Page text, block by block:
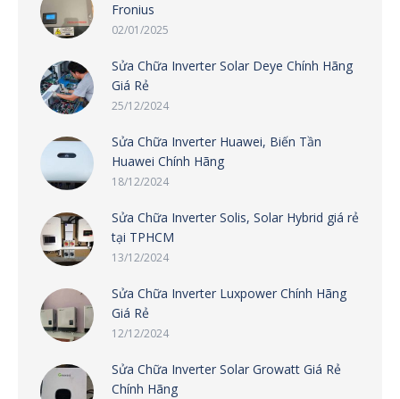
Fronius
02/01/2025
Sửa Chữa Inverter Solar Deye Chính Hãng
Giá Rẻ
25/12/2024
Sửa Chữa Inverter Huawei, Biến Tần
Huawei Chính Hãng
18/12/2024
Sửa Chữa Inverter Solis, Solar Hybrid giá rẻ
tại TPHCM
13/12/2024
Sửa Chữa Inverter Luxpower Chính Hãng
Giá Rẻ
12/12/2024
Sửa Chữa Inverter Solar Growatt Giá Rẻ
Chính Hãng